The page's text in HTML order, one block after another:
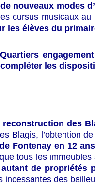
nouveaux modes
cursus musicaux
élèves du
les
reconstruction des
Blagis, l’obtention
Fontenay en 12 ans
tous les immeubles
de propriétés
des